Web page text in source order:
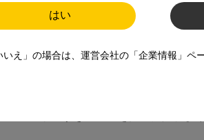
はい
いえ」の場合は、運営会社の「企業情報」ペ
件についてはできる限り詳しく記載
処遇」は非常に大切です。ポイント
に、ぜひ高すぎる能力を持った人材